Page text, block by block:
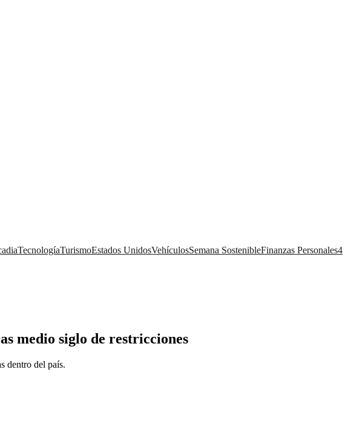
TecnologíaTurismoEstados UnidosVehículosSemana SostenibleFinanzas Personales4
medio siglo de restricciones
dentro del país.